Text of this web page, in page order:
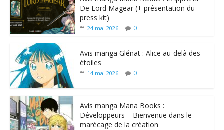
De Lord Magear (+ présentation du
press kit)
24 mai 2026 0
Avis manga Glénat : Alice au-delà des
étoiles
14 mai 2026 0
Avis manga Mana Books :
Développeurs – Bienvenue dans le
marécage de la création